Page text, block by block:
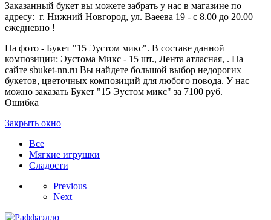
Заказанный букет вы можете забрать у нас в магазине по
адресу: г. Нижний Новгород, ул. Ваеева 19 - с 8.00 до 20.00
ежедневно !
На фото - Букет "15 Эустом микс". В составе данной
композиции: Эустома Микс - 15 шт., Лента атласная, . На
сайте sbuket-nn.ru Вы найдете большой выбор недорогих
букетов, цветочных композиций для любого повода. У нас
можно заказать Букет "15 Эустом микс" за 7100 руб.
Ошибка
Закрыть окно
Все
Мягкие игрушки
Сладости
Previous
Next